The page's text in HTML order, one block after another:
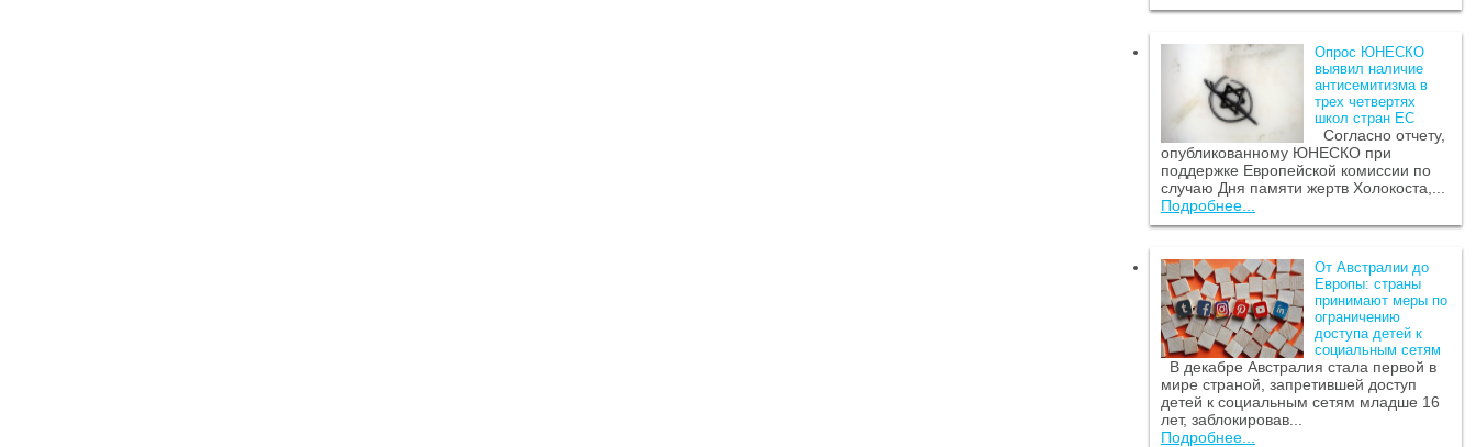
Опрос ЮНЕСКО
выявил наличие
антисемитизма в
трех четвертях
школ стран ЕС
Согласно отчету,
опубликованному ЮНЕСКО при
поддержке Европейской комиссии по
случаю Дня памяти жертв Холокоста,...
Подробнее...
От Австралии до
Европы: страны
принимают меры по
ограничению
доступа детей к
социальным сетям
В декабре Австралия стала первой в
мире страной, запретившей доступ
детей к социальным сетям младше 16
лет, заблокировав...
Подробнее...